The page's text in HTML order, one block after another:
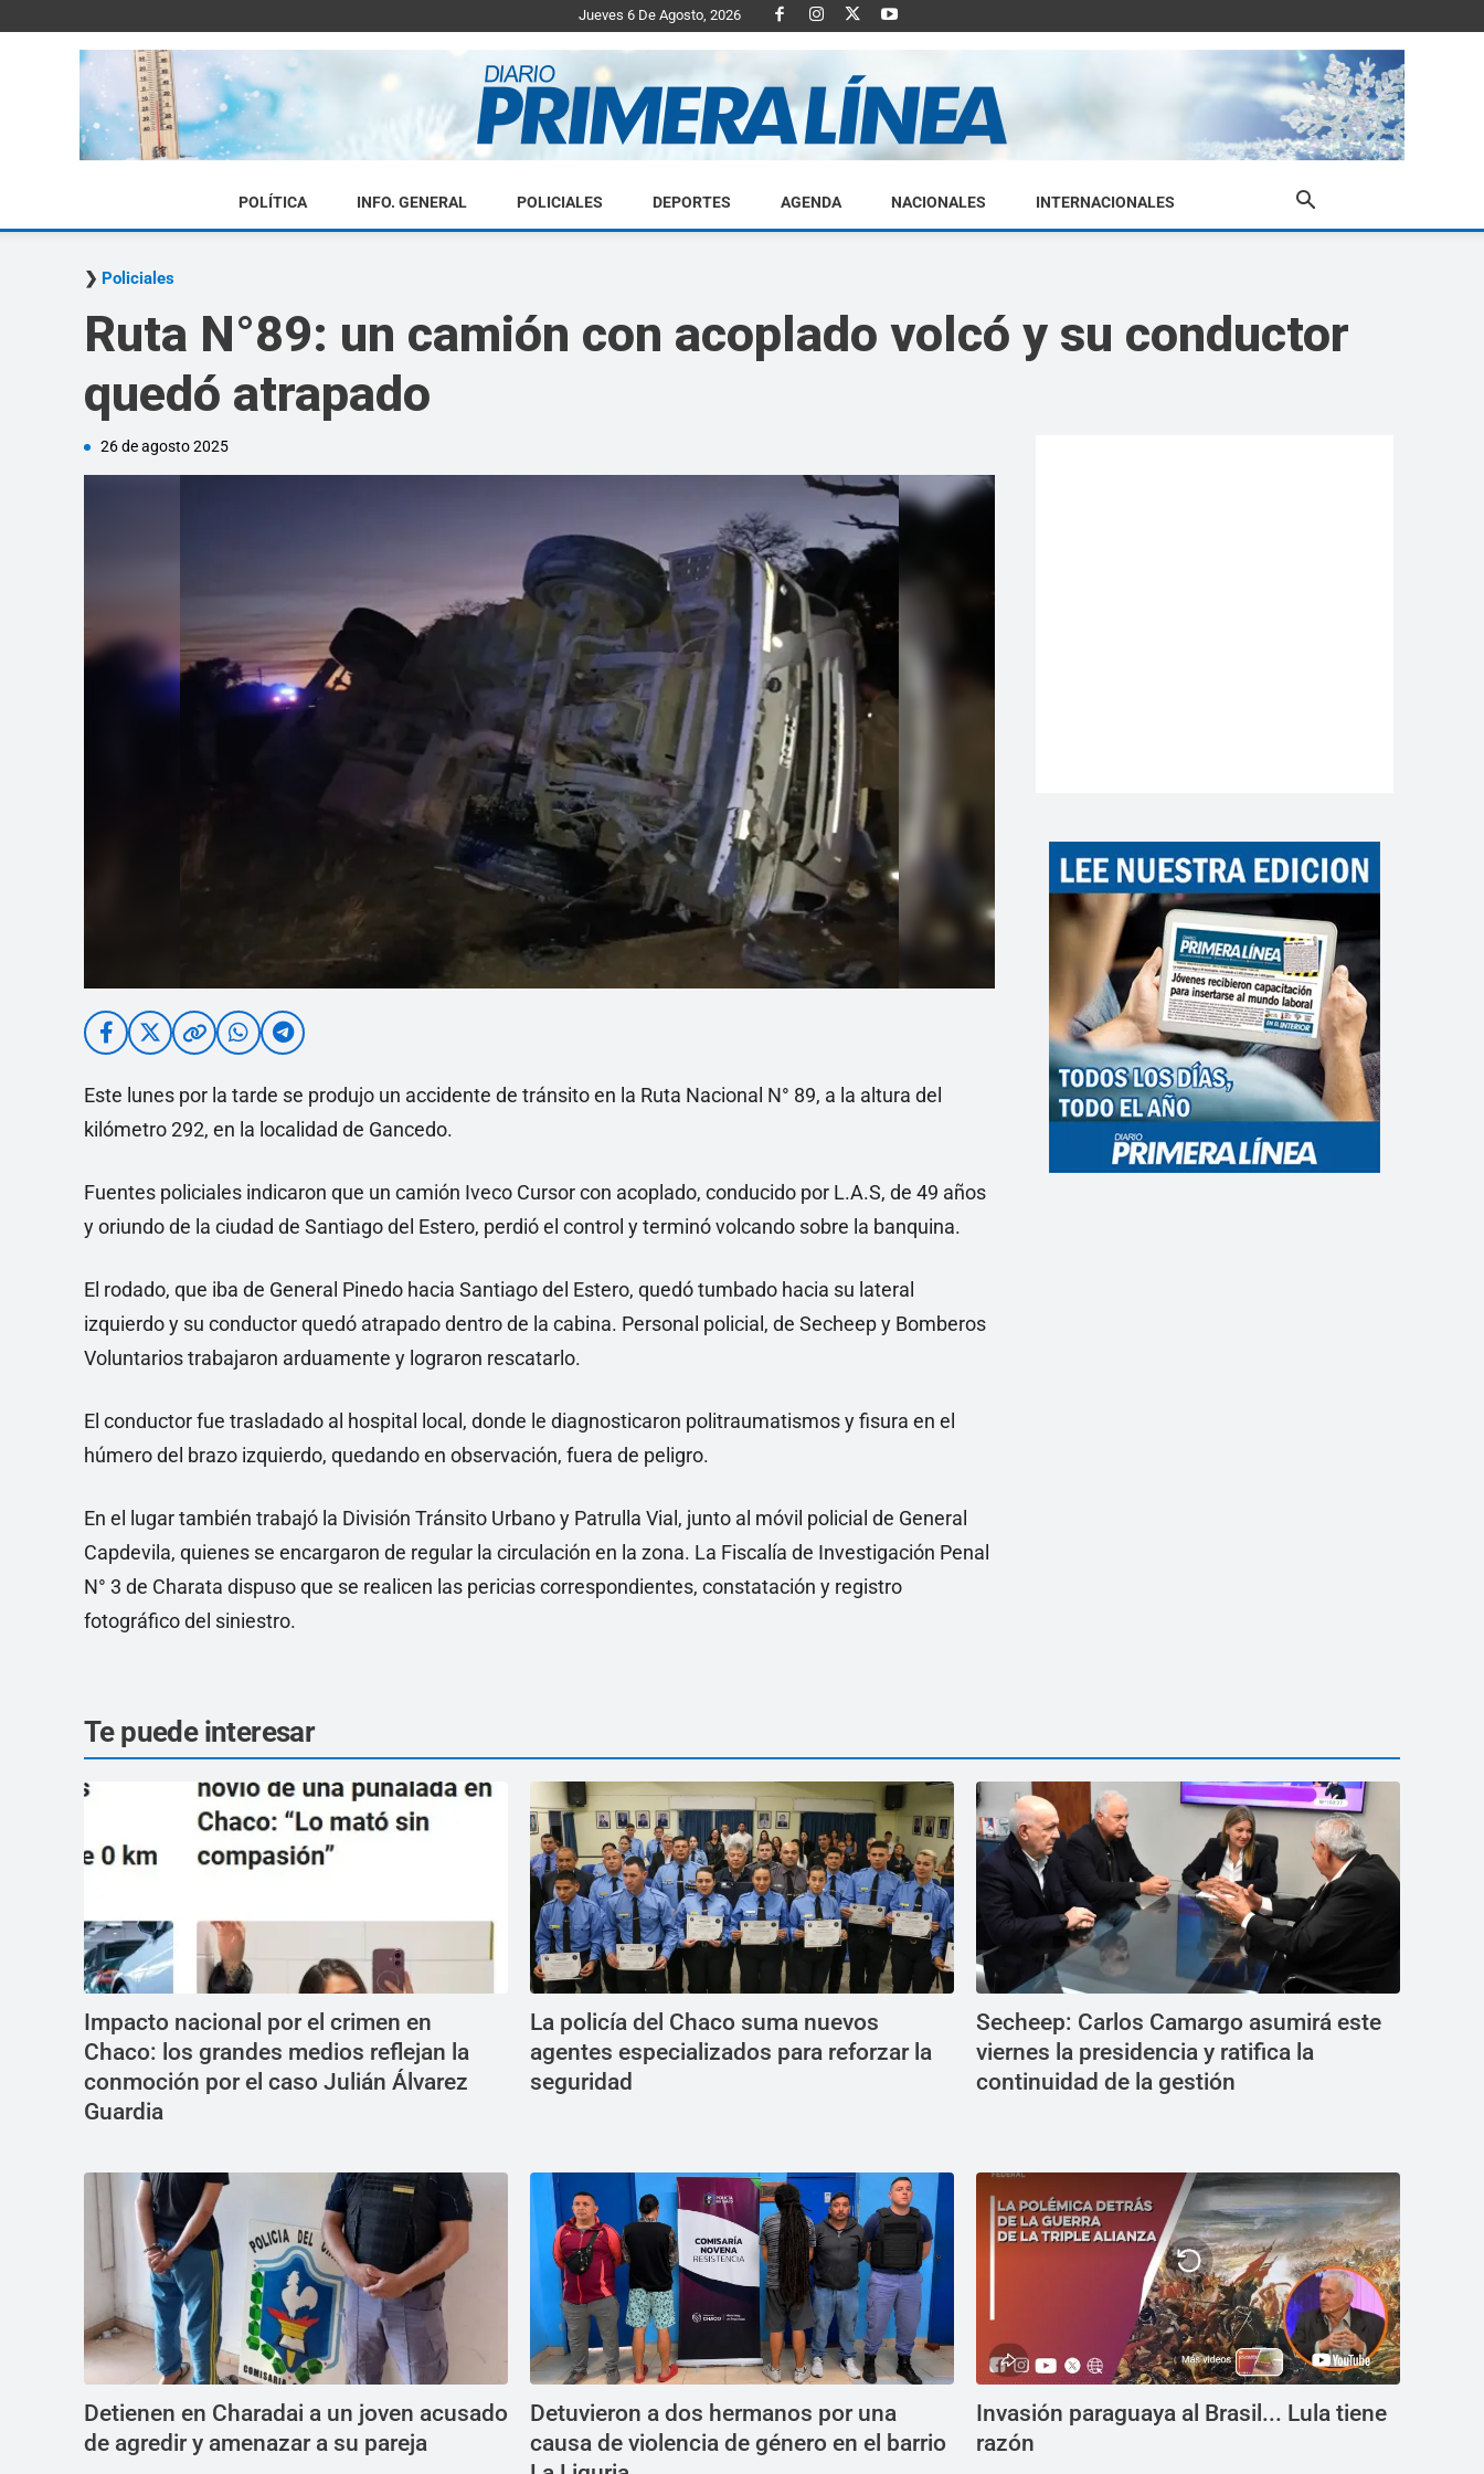
Jueves 6 De Agosto, 2026
Diario
Linea
POLÍTICA INFO. GENERAL POLICIALES DEPORTES AGENDA NACIONALES INTERNACIONALES
Policiales
Ruta N°89: un camión con acoplado volcó y su conductor
quedó atrapado
26 de agosto 2025
Este lunes por la tarde se produjo un accidente de tránsito en la Ruta Nacional N° 89, a la altura del
kilómetro 292, en la localidad de Gancedo.
Fuentes policiales indicaron que un camión Iveco Cursor con acoplado, conducido por L.A.S, de 49 años
y oriundo de la ciudad de Santiago del Estero, perdió el control y terminó volcando sobre la banquina.
El rodado, que iba de General Pinedo hacia Santiago del Estero, quedó tumbado hacia su lateral
izquierdo y su conductor quedó atrapado dentro de la cabina. Personal policial, de Secheep y Bomberos
Voluntarios trabajaron arduamente y lograron rescatarlo.
El conductor fue trasladado al hospital local, donde le diagnosticaron politraumatismos y fisura en el
húmero del brazo izquierdo, quedando en observación, fuera de peligro.
En el lugar también trabajó la División Tránsito Urbano y Patrulla Vial, junto al móvil policial de General
Capdevila, quienes se encargaron de regular la circulación en la zona. La Fiscalía de Investigación Penal
N° 3 de Charata dispuso que se realicen las pericias correspondientes, constatación y registro
fotográfico del siniestro.
Te puede interesar
Impacto nacional por el crimen en
Chaco: los grandes medios reflejan la
conmoción por el caso Julián Álvarez
Guardia
La policía del Chaco suma nuevos
agentes especializados para reforzar la
seguridad
Secheep: Carlos Camargo asumirá este
viernes la presidencia y ratifica la
continuidad de la gestión
Detienen en Charadai a un joven acusado
de agredir y amenazar a su pareja
Detuvieron a dos hermanos por una
causa de violencia de género en el barrio
Invasión paraguaya al Brasil... Lula tiene
razón